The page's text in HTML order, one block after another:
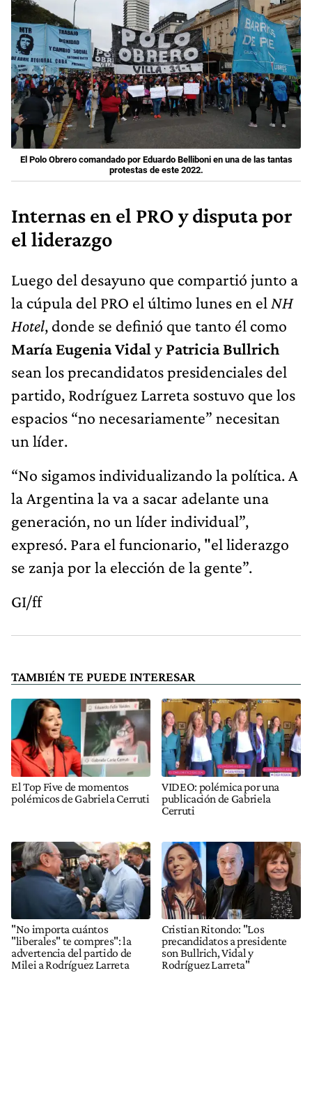
El Polo Obrero comandado por Eduardo Belliboni en una de las tantas
protestas de este 2022.
Internas en el PRO y disputa por
el liderazgo
Luego del desayuno que compartió junto a
la cúpula del PRO el último lunes en el NH
Hotel, donde se definió que tanto él como
María Eugenia Vidal yPatricia Bullrich
sean los precandidatos presidenciales del
partido, Rodríguez Larreta sostuvo que los
espacios “no necesariamente” necesitan
un líder.
“No sigamos individualizando la política. A
la Argentina la va a sacar adelante una
generación, no un líder individual”,
expresó. Para el funcionario, "el liderazgo
se zanja por la elección de la gente”.
GI/ff
TAMBIÉN TE PUEDE INTERESAR
El Top Five de momentos
polémicos de Gabriela Cerruti
VIDEO: polémica por una
publicación de Gabriela
Cerruti
"No importa cuántos
"liberales" te compres": la
advertencia del partido de
Milei a Rodríguez Larreta
Cristian Ritondo: "Los
precandidatos a presidente
son Bullrich, Vidal y
Rodríguez Larreta"